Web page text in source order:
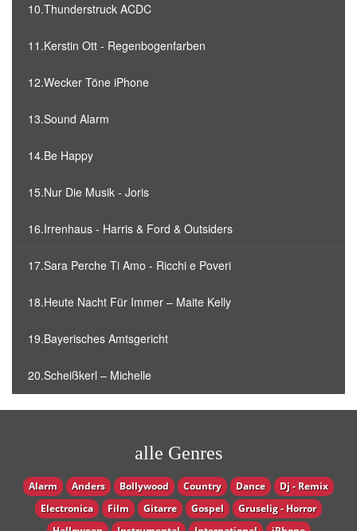
10.Thunderstruck ACDC
11.Kerstin Ott - Regenbogenfarben
12.Wecker Töne iPhone
13.Sound Alarm
14.Be Happy
15.Nur Die Musik - Joris
16.Irrenhaus - Harris & Ford & Outsiders
17.Sara Perche Ti Amo - Ricchi e Poveri
18.Heute Nacht Für Immer – Maite Kelly
19.Bayerisches Amtsgericht
20.Scheißkerl – Michelle
alle Genres
Alarm Anders Bollywood Country Dance
Dj - Remix
Electronica
Film Gitarre Gospel
Gruselig - Horror